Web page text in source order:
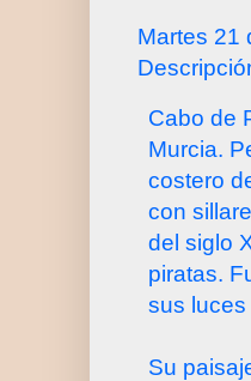
Martes 21
Cabo de
Murcia.
costero
con
del siglo
piratas.
sus luces
Su